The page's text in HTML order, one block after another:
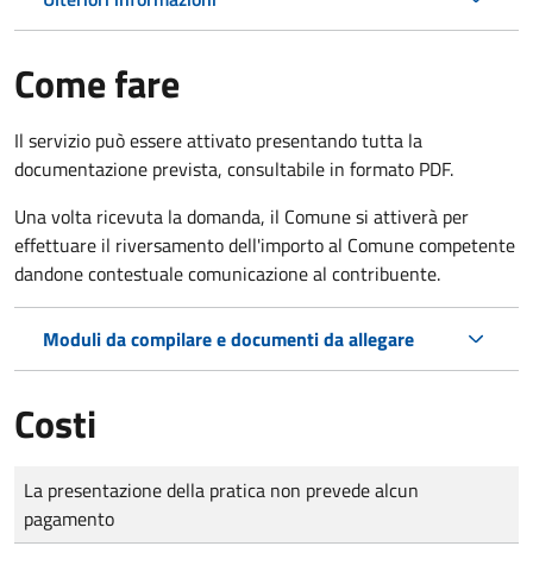
Come fare
Il servizio può essere attivato presentando tutta la
documentazione prevista, consultabile in formato PDF.
Una volta ricevuta la domanda, il Comune si attiverà per
effettuare il riversamento dell'importo al Comune competente
dandone contestuale comunicazione al contribuente.
Moduli da compilare e documenti da allegare
Costi
Tipo di pagamento
Importo
La presentazione della pratica non prevede alcun
pagamento